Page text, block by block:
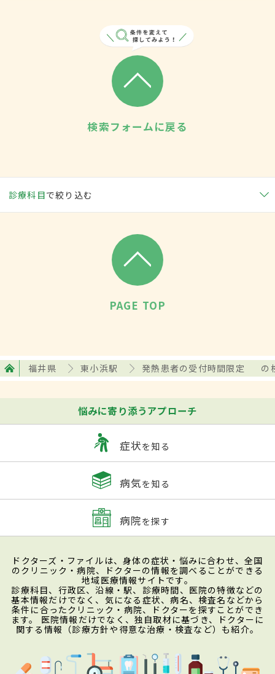
検索フォームに戻る
診療科目で絞り込む
PAGE TOP
福井県 東小浜駅 発熱患者の受付時間限定 の
悩みに寄り添うアプローチ
症状を知る
病気を知る
病院を探す
ドクターズ・ファイルは、身体の症状・悩みに合わせ、全国
のクリニック・病院、ドクターの情報を調べることができる
地域医療情報サイトです。
診療科目、行政区、沿線・駅、診療時間、医院の特徴などの
基本情報だけでなく、気になる症状、病名、検査名などから
条件に合ったクリニック・病院、ドクターを探すことができ
ます。 医院情報だけでなく、独自取材に基づき、ドクターに
関する情報（診療方針や得意な治療・検査など）も紹介。